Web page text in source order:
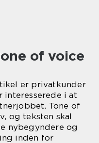
of voice
er privatkunder
interesserede i at
Tone of
og teksten skal
nybegyndere og
inden for